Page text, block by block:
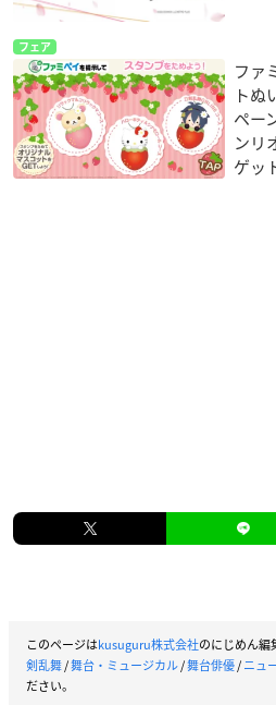
フェア
ファ
トぬ
ペー
ンリ
ゲッ
このページはkusuguru株式会社のにじめん編
剣乱舞/舞台・ミュージカル/舞台俳優/ニュ
ださい。